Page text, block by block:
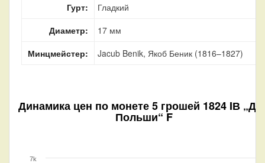
Гурт:
Гладкий
Диаметр:
17 мм
Минцмейстер:
Jacub Benik, Якоб Беник (1816–1827)
Динамика цен по монете5 грошей 1824 IВ
Польши“ F
7k